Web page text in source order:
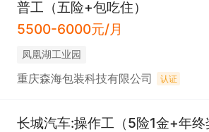
普工（五险+包吃住）
5500-6000元/月
凤凰湖工业园
重庆森海包装科技有限公司 认证
长城汽车:操作工（5险1金+年终